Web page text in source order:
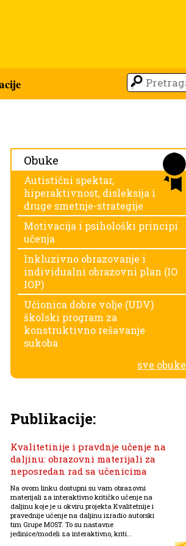
Obuke
Autistični spektar,
hiperaktivnost, disleksija i
druge smetnje-strategije
Motivacija i psihološki principi
učenja
Inkluzivno obrazovanje i
individualni obrazovni plan (IO
IOP)
Učionica dobre volje (UDV)
školski program za
konstruktivno rešavanje
sukoba
sve obuke
Publikacije:
Kvalitetinije i pravdnje učenje na
daljinu: obrazovni materijali za
neposredan rad sa učenicima
Na ovom linku dostupni su vam obrazovni
materijali za interaktivno kritičko učenje na
daljinu koje je u okviru projekta Kvalitetnije i
pravednije učenje na daljinu izradio autorski
tim Grupe MOST. To su nastavne
jedinice/modeli za interaktivno, kriti...